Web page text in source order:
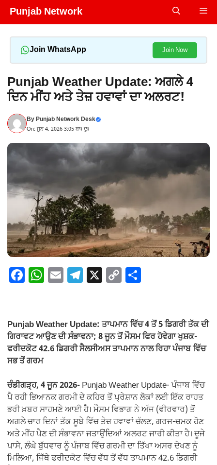
Skip
Punjab Network
Join WhatsApp Join Now
Punjab Weather Update: ਅਗਲੇ 4
ਦਿਨ ਮੀਂਹ ਅਤੇ ਤੇਜ਼ ਹਵਾਵਾਂ ਦਾ ਅਲਰਟ!
ByPunjab Network Desk
On: ਜੂਨ 4, 2026 3:05 ਬਾਃ ਦੁਃ
F
e
b
o
o
k
W
s
A
p
E T
gr
a
m
X C
y
Li
n
e
Punjab Weather Update: ਤਾਪਮਾਨ ਵਿੱਚ 4 ਤੋਂ 5 ਡਿਗਰੀ ਤੱਕ ਦੀ
ਗਿਰਾਵਟ ਆਉਣ ਦੀ ਸੰਭਾਵਨਾ; 8 ਜੂਨ ਤੋਂ ਮੌਸਮ ਫਿਰ ਹੋਵੇਗਾ ਖੁਸ਼ਕ-
ਫਰੀਦਕੋਟ 42.6 ਡਿਗਰੀ ਸੈਲਸੀਅਸ ਤਾਪਮਾਨ ਨਾਲ ਰਿਹਾ ਪੰਜਾਬ ਵਿੱਚ
ਸਭ ਤੋਂ ਗਰਮ
ਚੰਡੀਗੜ੍ਹ, 4 ਜੂਨ 2026- Punjab Weather Update- ਪੰਜਾਬ ਵਿੱਚ
ਪੈ ਰਹੀ ਭਿਆਨਕ ਗਰਮੀ ਦੇ ਕਹਿਰ ਤੋਂ ਪ੍ਰੇਸ਼ਾਨ ਲੋਕਾਂ ਲਈ ਇੱਕ ਰਾਹਤ
ਭਰੀ ਖ਼ਬਰ ਸਾਹਮਣੇ ਆਈ ਹੈ। ਮੌਸਮ ਵਿਭਾਗ ਨੇ ਅੱਜ (ਵੀਰਵਾਰ) ਤੋਂ
ਅਗਲੇ ਚਾਰ ਦਿਨਾਂ ਤੱਕ ਸੂਬੇ ਵਿੱਚ ਤੇਜ਼ ਹਵਾਵਾਂ ਚੱਲਣ, ਗਰਜ-ਚਮਕ ਹੋਣ
ਅਤੇ ਮੀਂਹ ਪੈਣ ਦੀ ਸੰਭਾਵਨਾ ਜਤਾਉਂਦਿਆਂ ਅਲਰਟ ਜਾਰੀ ਕੀਤਾ ਹੈ। ਦੂਜੇ
ਪਾਸੇ, ਲੰਘੇ ਬੁੱਧਵਾਰ ਨੂੰ ਪੰਜਾਬ ਵਿੱਚ ਗਰਮੀ ਦਾ ਤਿੱਖਾ ਅਸਰ ਦੇਖਣ ਨੂੰ
ਮਿਲਿਆ, ਜਿੱਥੇ ਫਰੀਦਕੋਟ ਵਿੱਚ ਵੱਧ ਤੋਂ ਵੱਧ ਤਾਪਮਾਨ 42.6 ਡਿਗਰੀ